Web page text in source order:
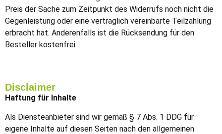
Preis der Sache zum Zeitpunkt des Widerrufs noch nicht die
Gegenleistung oder eine vertraglich vereinbarte Teilzahlung
erbracht hat. Anderenfalls ist die Rücksendung für den
Besteller kostenfrei.
Disclaimer
Haftung für Inhalte
Als Diensteanbieter sind wir gemäß § 7 Abs. 1 DDG für
eigene Inhalte auf diesen Seiten nach den allgemeinen